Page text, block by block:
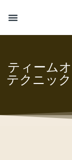
ティーム
テクニッ